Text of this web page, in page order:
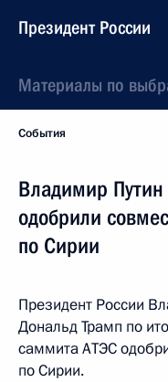
Президент России
Материалы по
События
Владимир
одобрили
по Сирии
Президент России
Дональд Трамп по
саммита АТЭС
по Сирии.